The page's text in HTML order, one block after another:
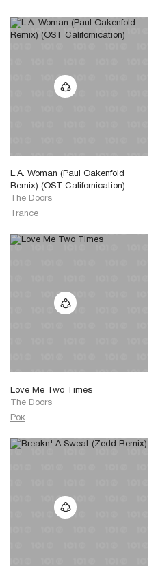
L.A. Woman (Paul Oakenfold
Remix) (OST Californication)
The Doors
Trance
Love Me Two Times
The Doors
Рок